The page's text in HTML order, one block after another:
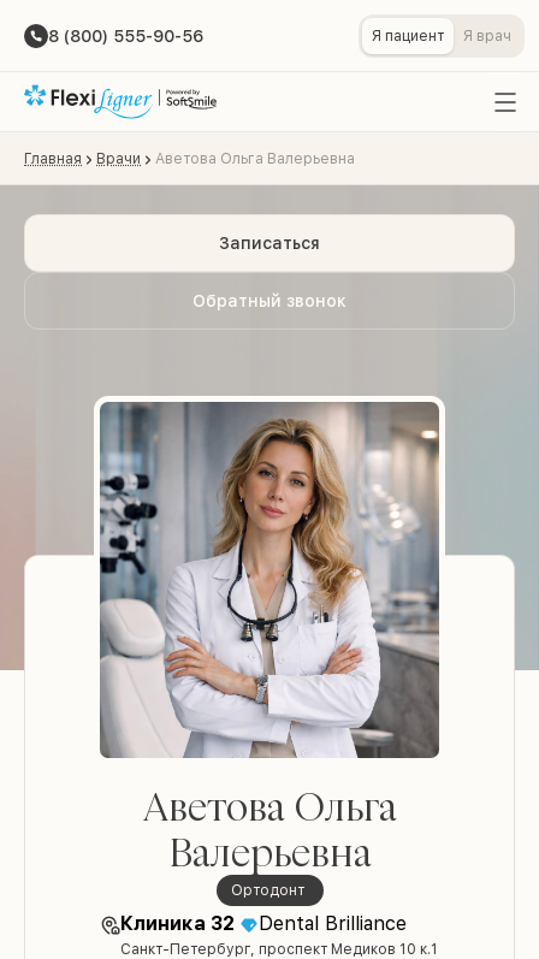
8 (800) 555-90-56 Я пациент Я врач
Главная Врачи Аветова Ольга Валерьевна
Обратный звонок
Записаться
Аветова Ольга
Валерьевна
Ортодонт
Клиника 32 Dental Brilliance
Санкт-Петербург, проспект Медиков 10 к.1